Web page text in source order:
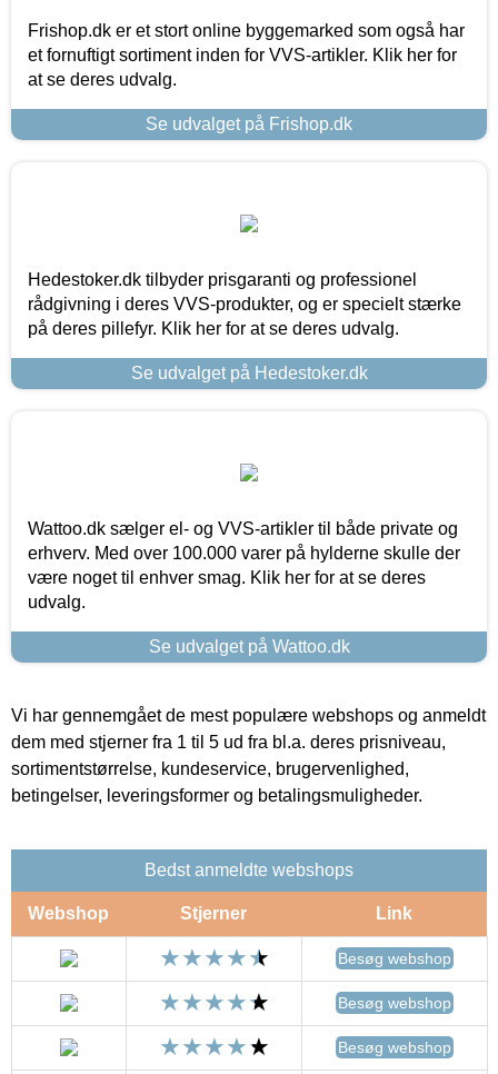
Frishop.dk er et stort online byggemarked som også har
et fornuftigt sortiment inden for VVS-artikler. Klik her for
at se deres udvalg.
Se udvalget på Frishop.dk
Hedestoker.dk tilbyder prisgaranti og professionel
rådgivning i deres VVS-produkter, og er specielt stærke
på deres pillefyr. Klik her for at se deres udvalg.
Se udvalget på Hedestoker.dk
Wattoo.dk sælger el- og VVS-artikler til både private og
erhverv. Med over 100.000 varer på hylderne skulle der
være noget til enhver smag. Klik her for at se deres
udvalg.
Se udvalget på Wattoo.dk
Vi har gennemgået de mest populære webshops og anmeldt
dem med stjerner fra 1 til 5 ud fra bl.a. deres prisniveau,
sortimentstørrelse, kundeservice, brugervenlighed,
betingelser, leveringsformer og betalingsmuligheder.
Bedst anmeldte webshops
Webshop Stjerner Link
Besøg webshop
Besøg webshop
Besøg webshop